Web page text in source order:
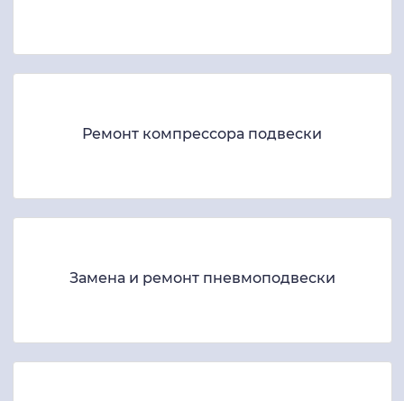
Ремонт компрессора подвески
Замена и ремонт пневмоподвески